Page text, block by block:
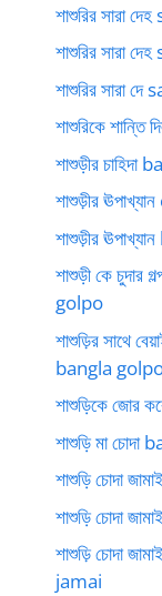
শাশুরির সারা
শাশুরির সারা
শাশুরির সারা
শাশুরিকে
শাশুড়ীর
শাশুড়ীর
শাশুড়ীর
শাশুড়ী কে
golpo
শাশুড়ির সাথে
bangla
শাশুড়িকে জোর
শাশুড়ি মা
শাশুড়ি চোদা
শাশুড়ি চোদা
শাশুড়ি চোদা
jamai